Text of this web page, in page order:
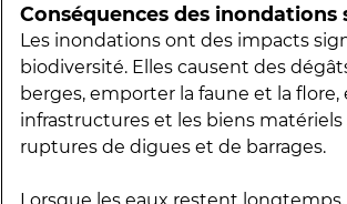
Conséquences des inondations
Les inondations ont des impacts
biodiversité. Elles causent des
berges, emporter la faune et la
infrastructures et les biens
ruptures de digues et de barrages.